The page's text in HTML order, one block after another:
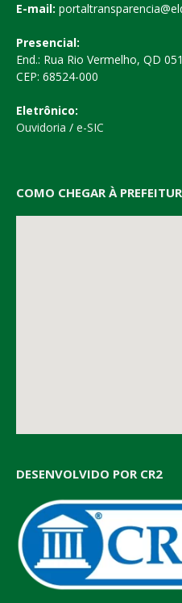
E-mail:
Presencial:
End.: Rua Rio Vermelho, QD
CEP: 68524-000
Eletrônico:
Ouvidoria / e-SIC
COMO CHEGAR À
DESENVOLVIDO POR CR2